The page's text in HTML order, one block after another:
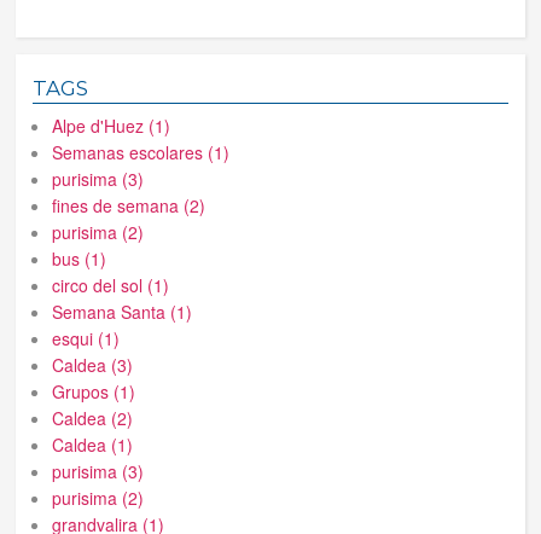
TAGS
Alpe d'Huez (1)
Semanas escolares (1)
purisima (3)
fines de semana (2)
purisima (2)
bus (1)
circo del sol (1)
Semana Santa (1)
esqui (1)
Caldea (3)
Grupos (1)
Caldea (2)
Caldea (1)
purisima (3)
purisima (2)
grandvalira (1)